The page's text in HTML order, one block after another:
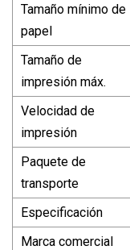
Tamaño mínimo de
papel
Tamaño de
impresión máx.
Velocidad de
impresión
Paquete de
transporte
Especificación
Marca comercial